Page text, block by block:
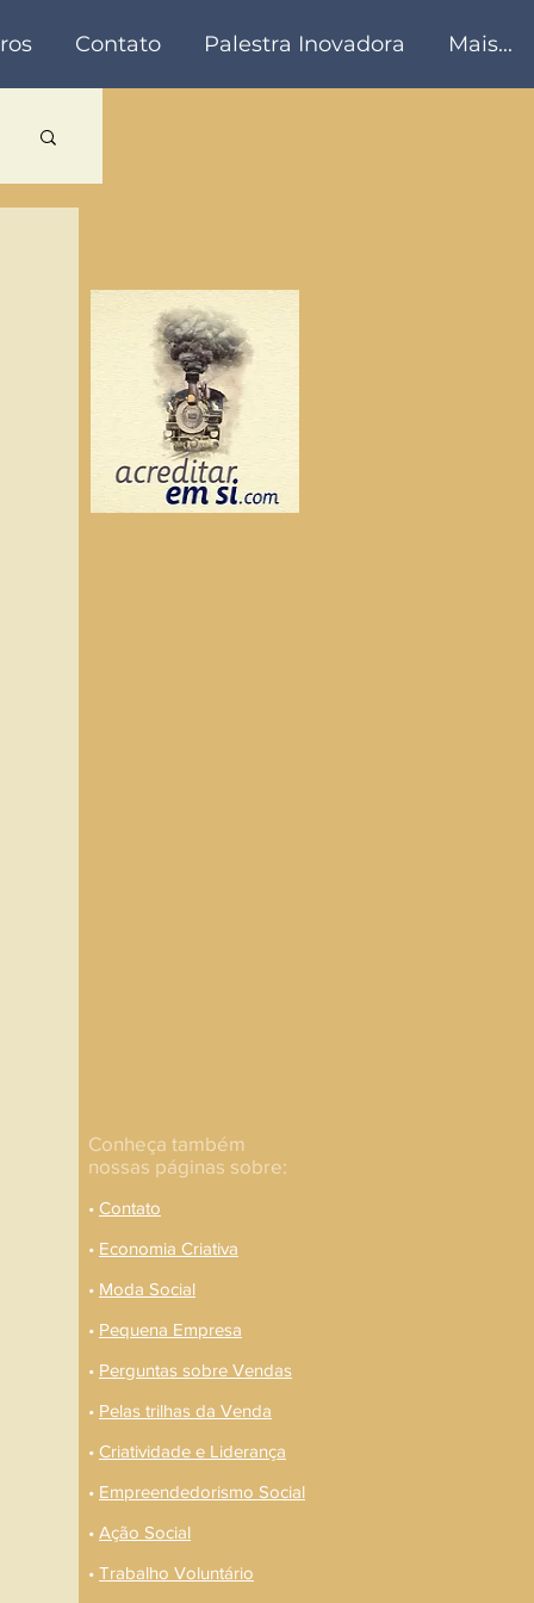
Contato Palestra Inovadora Mais...
Conheça também
nossas páginas sobre:
• Contato
• Economia Criativa
• Moda Social
• Pequena Empresa
• Perguntas sobre Vendas
• Pelas trilhas da Venda
• Criatividade e Liderança
• Empreendedorismo Social
• Ação Social
• Trabalho Voluntário